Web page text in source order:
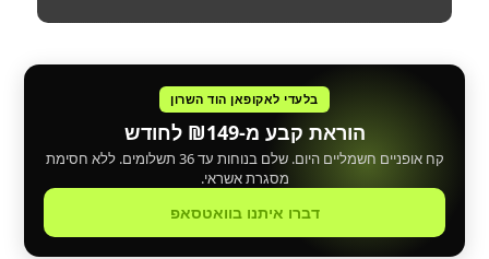
בלעדי לאקופאן הוד השרון
הוראת קבע מ-₪149 לחודש
קח אופניים חשמליים היום. שלם בנוחות עד 36 תשלומים. ללא חסימת
מסגרת אשראי.
דברו איתנו בוואטסאפ